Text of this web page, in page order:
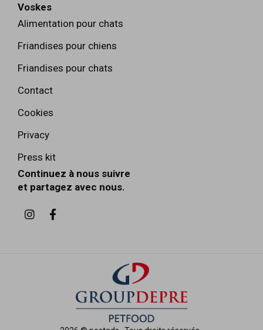
Voskes
Alimentation pour chats
Friandises pour chiens
Friandises pour chats
Contact
Cookies
Privacy
Press kit
Continuez à nous suivre
et partagez avec nous.